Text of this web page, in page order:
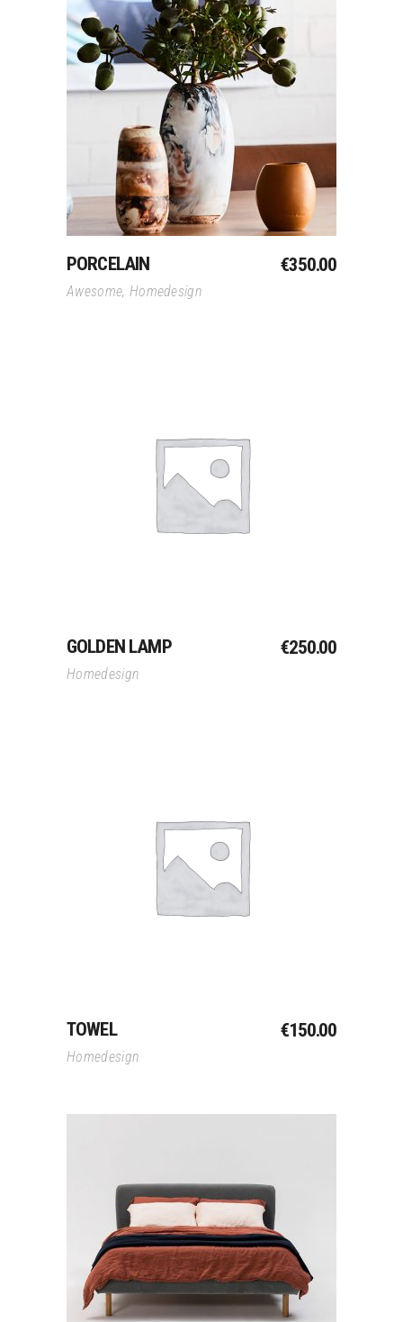
Toevoegen Aan
Winkelwagen
PORCELAIN €350.00
Awesome, Homedesign
Toevoegen Aan
Winkelwagen
GOLDEN LAMP €250.00
Homedesign
Toevoegen Aan
Winkelwagen
TOWEL €150.00
Homedesign
Toevoegen Aan
Winkelwagen